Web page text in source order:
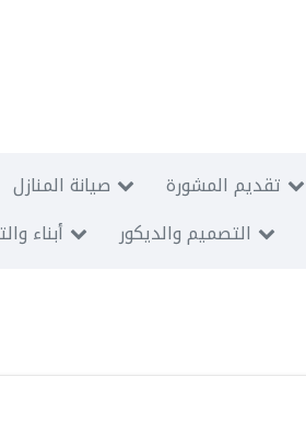
صيانة المنازل تقديم المشورة
أبناء التصميم والديكور